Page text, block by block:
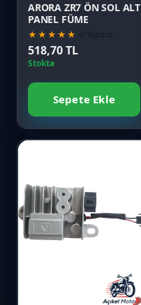
ARORA ZR7 ÖN SOL ALT
PANEL FÜME
★★★★★
518,70 TL
Stokta
Sepete Ekle
Favori